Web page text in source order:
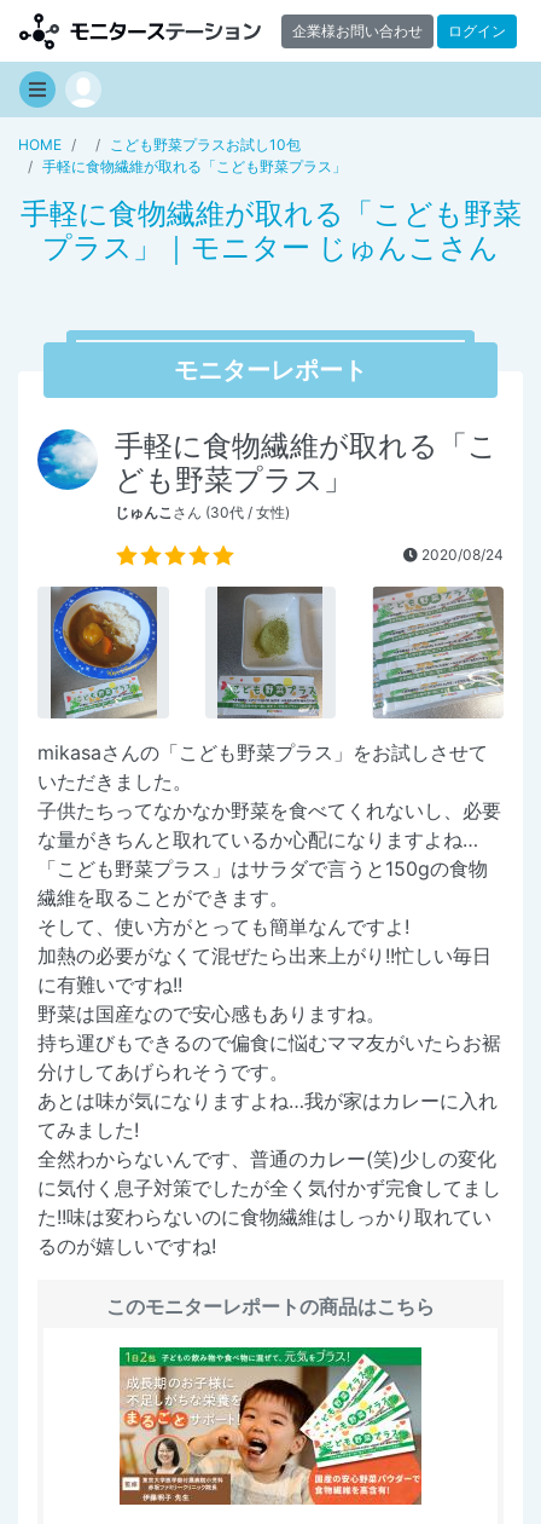
企業様お問い合わせ ログイン
HOME
こども野菜プラスお試し10包
手軽に食物繊維が取れる「こども野菜プラス」
手軽に食物繊維が取れる「こども野菜
プラス」｜モニター じゅんこさん
モニターレポート
手軽に食物繊維が取れる「こ
ども野菜プラス」
じゅんこさん (30代 / 女性)
2020/08/24
mikasaさんの「こども野菜プラス」をお試しさせて
いただきました。
子供たちってなかなか野菜を食べてくれないし、必要
な量がきちんと取れているか心配になりますよね…
「こども野菜プラス」はサラダで言うと150gの食物
繊維を取ることができます。
そして、使い方がとっても簡単なんですよ!
加熱の必要がなくて混ぜたら出来上がり!!忙しい毎日
に有難いですね!!
野菜は国産なので安心感もありますね。
持ち運びもできるので偏食に悩むママ友がいたらお裾
分けしてあげられそうです。
あとは味が気になりますよね…我が家はカレーに入れ
てみました!
全然わからないんです、普通のカレー(笑)少しの変化
に気付く息子対策でしたが全く気付かず完食してまし
た!!味は変わらないのに食物繊維はしっかり取れてい
るのが嬉しいですね!
このモニターレポートの商品はこちら